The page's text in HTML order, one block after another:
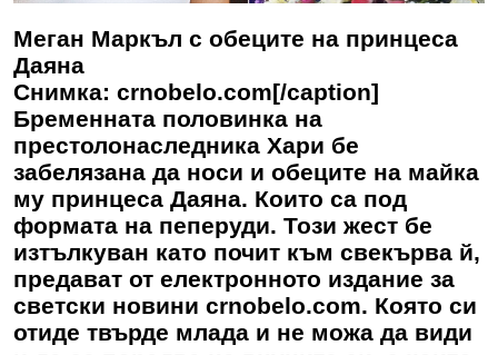
Меган Маркъл с обеците на принцеса
Даяна
Снимка: crnobelo.com[/caption]
Бременната половинка на
престолонаследника Хари бе
забелязана да носи и обеците на майка
му принцеса Даяна. Които са под
формата на пеперуди. Този жест бе
изтълкуван като почит към свекърва й,
предават от електронното издание за
светски новини crnobelo.com. Която си
отиде твърде млада и не можа да види